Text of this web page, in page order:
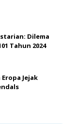
Dilema
Tahun 2024
Jejak